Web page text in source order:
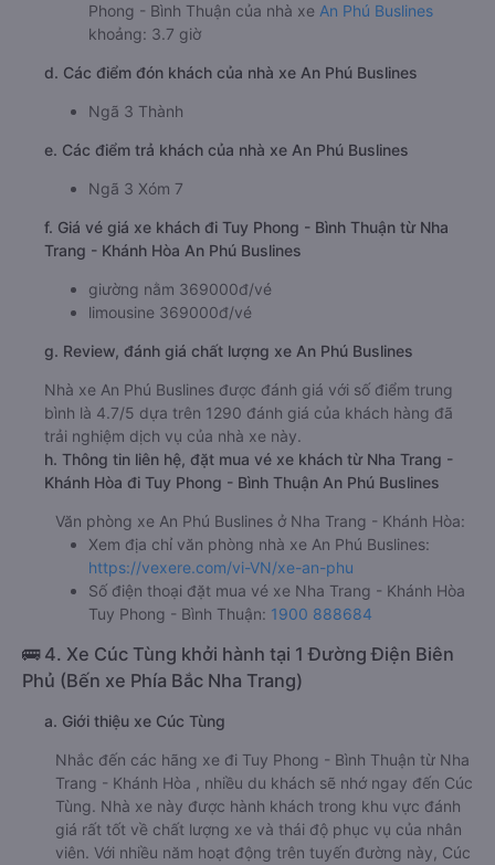
Phong - Bình Thuận của nhà xe An Phú Buslines
khoảng: 3.7 giờ
d. Các điểm đón khách của nhà xe An Phú Buslines
Ngã 3 Thành
e. Các điểm trả khách của nhà xe An Phú Buslines
Ngã 3 Xóm 7
f. Giá vé giá xe khách đi Tuy Phong - Bình Thuận từ Nha
Trang - Khánh Hòa An Phú Buslines
giường nằm 369000đ/vé
limousine 369000đ/vé
g. Review, đánh giá chất lượng xe An Phú Buslines
Nhà xe An Phú Buslines được đánh giá với số điểm trung
bình là 4.7/5 dựa trên 1290 đánh giá của khách hàng đã
trải nghiệm dịch vụ của nhà xe này.
h. Thông tin liên hệ, đặt mua vé xe khách từ Nha Trang -
Khánh Hòa đi Tuy Phong - Bình Thuận An Phú Buslines
Văn phòng xe An Phú Buslines ở Nha Trang - Khánh Hòa:
Xem địa chỉ văn phòng nhà xe An Phú Buslines:
https://vexere.com/vi-VN/xe-an-phu
Số điện thoại đặt mua vé xe Nha Trang - Khánh Hòa
Tuy Phong - Bình Thuận: 1900 888684
🚌 4. Xe Cúc Tùng khởi hành tại 1 Đường Điện Biên
Phủ (Bến xe Phía Bắc Nha Trang)
a. Giới thiệu xe Cúc Tùng
Nhắc đến các hãng xe đi Tuy Phong - Bình Thuận từ Nha
Trang - Khánh Hòa , nhiều du khách sẽ nhớ ngay đến Cúc
Tùng. Nhà xe này được hành khách trong khu vực đánh
giá rất tốt về chất lượng xe và thái độ phục vụ của nhân
viên. Với nhiều năm hoạt động trên tuyến đường này, Cúc